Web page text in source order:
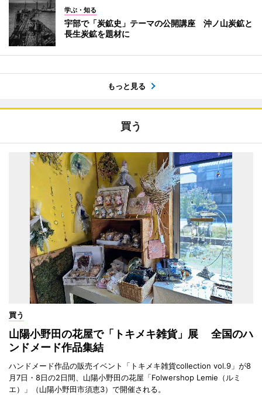
学ぶ・知る
宇部で「炭鉱史」テーマの公開講座 沖ノ山炭鉱と
長生炭鉱を題材に
もっと見る
買う
買う
山陽小野田の花屋で「トキメキ雑貨」展 全国のハ
ンドメード作品集結
ハンドメード作品の販売イベント「トキメキ雑貨collection vol.9」が8
月7日・8日の2日間、山陽小野田の花屋「Folwershop Lemie（ルミ
エ）」（山陽小野田市須恵3）で開催される。